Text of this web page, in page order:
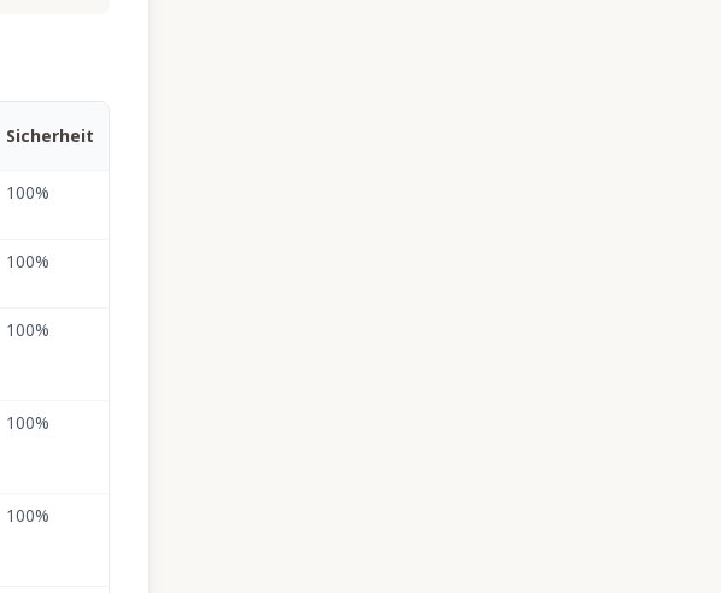
Sicherheit
100%
100%
100%
100%
100%